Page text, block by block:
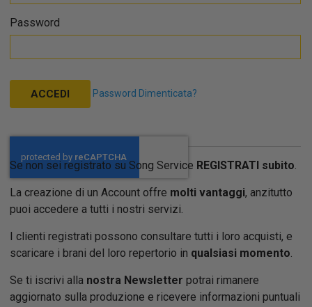
Password
ACCEDI Password Dimenticata?
Se non sei registrato su Song Service REGISTRATI subito.
La creazione di un Account offre molti vantaggi, anzitutto
puoi accedere a tutti i nostri servizi.
I clienti registrati possono consultare tutti i loro acquisti, e
scaricare i brani del loro repertorio in qualsiasi momento.
Se ti iscrivi alla nostra Newsletter potrai rimanere
aggiornato sulla produzione e ricevere informazioni puntuali